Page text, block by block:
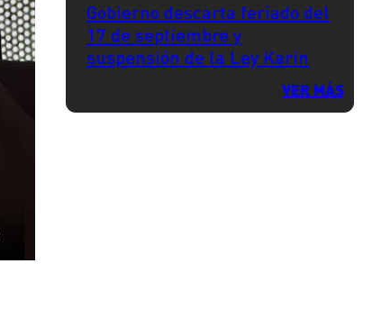
Gobierno descarta feriado del
17 de septiembre y
suspensión de la Ley Karin
VER MÁS